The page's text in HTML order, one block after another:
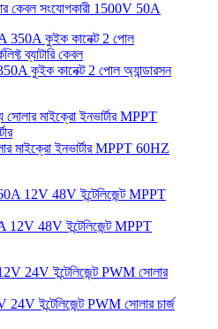
কেবল সংযোগকারী 1500V 50A
কুইক কানেক্ট 2 পোল অ্যান্ডারসন
মাইক্রো ইনভার্টার MPPT 60HZ
48V ইন্টেলিজেন্ট MPPT
ইন্টেলিজেন্ট PWM সোলার চার্জ